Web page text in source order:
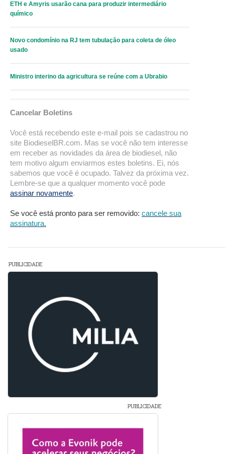
ETH e Amyris usarão cana para produzir intermediário
químico
Novo condomínio na RJ tem tubulação para coleta de óleo
usado
Ministro interino da agricultura se reúne com a Ubrabio
Cancelar Boletins
Você está recebendo este e-mail pois se cadastrou no
site BiodieselBR.com. Mas se você não tem interesse
em receber as novidades da área de biodiesel, não
tem motivo algum enviarmos estes boletins. Ei, nós
sabemos que você é ocupado. Talvez da próxima vez.
Lembre-se que a qualquer momento você pode
assinar novamente.
Se você está pronto para ser removido: cancele sua
assinatura.
PUBLICIDADE
PUBLICIDADE